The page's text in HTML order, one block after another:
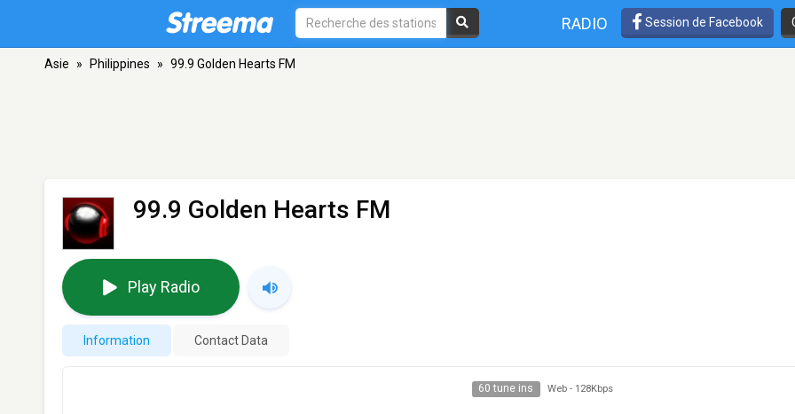
RADIO Session de Facebook
Asie » Philippines » 99.9 Golden Hearts FM
99.9 Golden Hearts FM
Play Radio
Information Contact Data
60 tune ins Web - 128Kbps